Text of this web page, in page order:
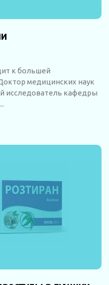
к большей
медицинских наук
исследователь кафедры